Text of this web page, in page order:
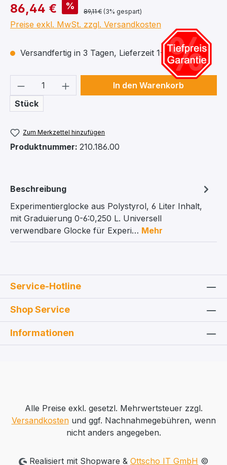
86,44 € %
89,11 € (3% gespart)
Preise exkl. MwSt. zzgl. Versandkosten
Versandfertig in 3 Tagen, Lieferzeit 1-2 Wochen
Produkt Anzahl: Gib den
Stück
In den Warenkorb
Zum Merkzettel hinzufügen
Produktnummer: 210.186.00
Beschreibung
Experimentierglocke aus Polystyrol, 6 Liter Inhalt,
mit Graduierung 0-6:0,250 L. Universell
verwendbare Glocke für Experi… Mehr
Service-Hotline
Shop Service
Informationen
Alle Preise exkl. gesetzl. Mehrwertsteuer zzgl.
Versandkostenund ggf. Nachnahmegebühren, wenn
nicht anders angegeben.
Realisiert mit Shopware &Ottscho IT GmbH ©